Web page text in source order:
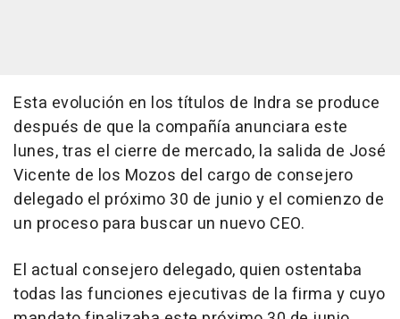
Esta evolución en los títulos de Indra se produce
después de que la compañía anunciara este
lunes, tras el cierre de mercado, la salida de José
Vicente de los Mozos del cargo de consejero
delegado el próximo 30 de junio y el comienzo de
un proceso para buscar un nuevo CEO.
El actual consejero delegado, quien ostentaba
todas las funciones ejecutivas de la firma y cuyo